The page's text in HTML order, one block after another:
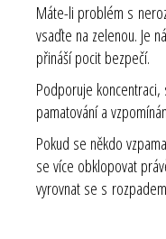
Máte-li problém s
vsaďte na zelenou. Je
přináší pocit bezpečí.
Podporuje
pamatování a
Pokud se někdo
se více obklopovat
vyrovnat se s